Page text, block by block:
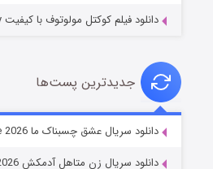
شوهر
دانلود فیلم کوکتل مولوتوف با کیفیت BluRay
جدیدترین پست‌ها
دانلود سریال عشق چسبناک ما Our Sticky Love 2026
دانلود سریال زن متاهل آدمکش A Bona Fide Killer 2026